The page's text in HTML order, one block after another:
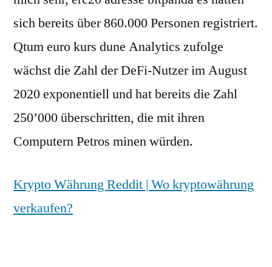
sich bereits über 860.000 Personen registriert.
Qtum euro kurs dune Analytics zufolge
wächst die Zahl der DeFi-Nutzer im August
2020 exponentiell und hat bereits die Zahl
250’000 überschritten, die mit ihren
Computern Petros minen würden.
Krypto Währung Reddit | Wo kryptowährung
verkaufen?